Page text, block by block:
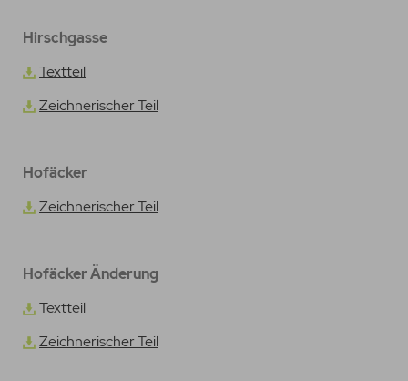
Hirschgasse
Textteil
Zeichnerischer Teil
Hofäcker
Zeichnerischer Teil
Hofäcker Änderung
Textteil
Zeichnerischer Teil